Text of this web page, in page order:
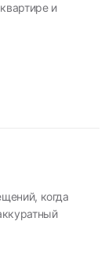
и
когда